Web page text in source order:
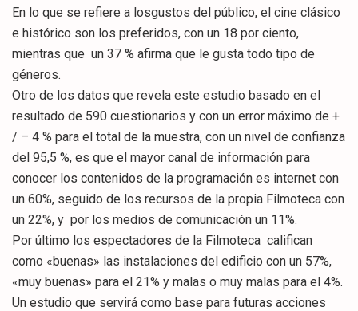
En lo que se refiere a losgustos del público, el cine clásico
e histórico son los preferidos, con un 18 por ciento,
mientras que un 37 % afirma que le gusta todo tipo de
géneros.
Otro de los datos que revela este estudio basado en el
resultado de 590 cuestionarios y con un error máximo de +
/ – 4 % para el total de la muestra, con un nivel de confianza
del 95,5 %, es que el mayor canal de información para
conocer los contenidos de la programación es internet con
un 60%, seguido de los recursos de la propia Filmoteca con
un 22%, y por los medios de comunicación un 11%.
Por último los espectadores de la Filmoteca califican
como «buenas» las instalaciones del edificio con un 57%,
«muy buenas» para el 21% y malas o muy malas para el 4%.
Un estudio que servirá como base para futuras acciones